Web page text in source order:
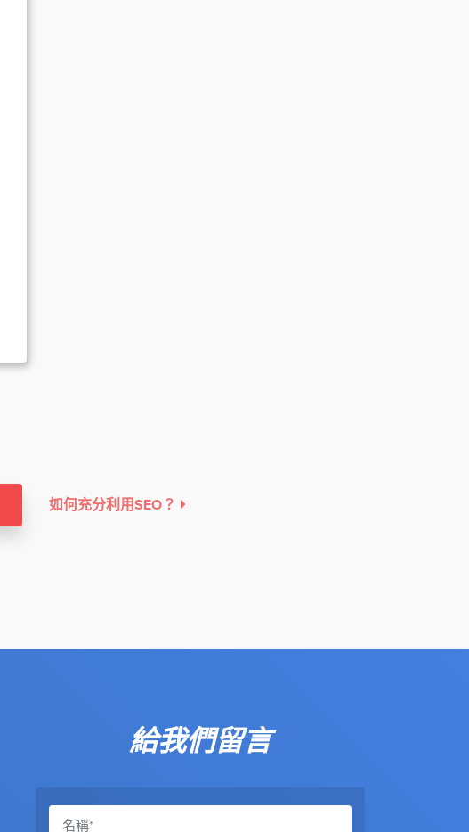
如何充分利用SEO？
給我們留言